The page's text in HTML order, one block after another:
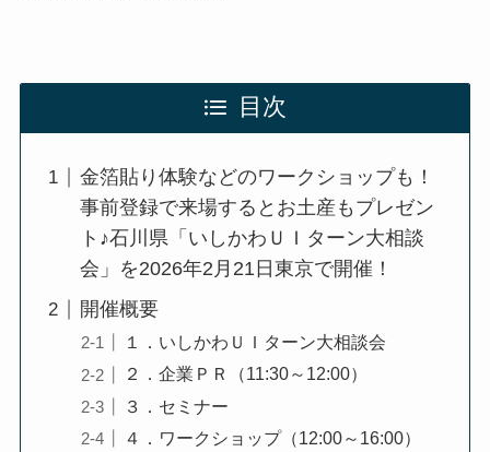
目次
金箔貼り体験などのワークショップも！
事前登録で来場するとお土産もプレゼン
ト♪石川県「いしかわＵＩターン大相談
会」を2026年2月21日東京で開催！
開催概要
１．いしかわＵＩターン大相談会
２．企業ＰＲ（11:30～12:00）
３．セミナー
４．ワークショップ（12:00～16:00）